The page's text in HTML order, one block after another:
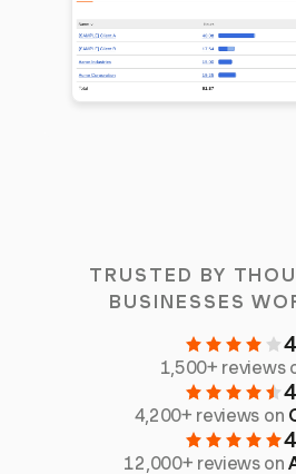
TRUSTED BY
BUSINESSES
1,500+ reviews
4,200+ reviews on
12,000+ reviews on